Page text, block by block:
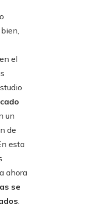
el
un
de
esta
ahora
se
.